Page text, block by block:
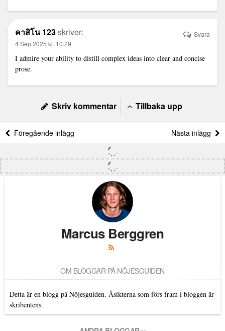
คาสิโน 123skriver:
4 Sep 2025 kl. 10:29
I admire your ability to distill complex ideas into clear and concise
prose.
Svara
Skriv kommentar Tillbaka upp
Föregående inlägg Nästa inlägg
Marcus Berggren
OM BLOGGAR PÅ NÖJESGUIDEN
Detta är en blogg på Nöjesguiden. Åsikterna som förs fram i bloggen är
skribentens.